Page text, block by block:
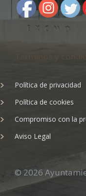
Política de privacidad
Política de cookies
Compromiso con la
Aviso Legal
© 2026